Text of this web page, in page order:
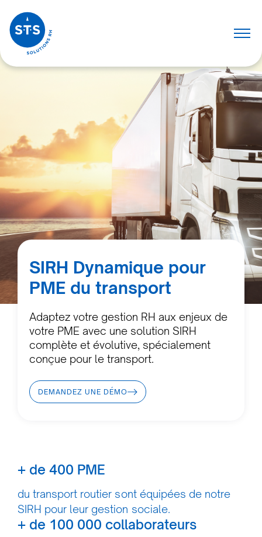
SIRH Dynamique pour
PME du transport
Adaptez votre gestion RH aux enjeux de
votre PME avec une solution SIRH
complète et évolutive, spécialement
conçue pour le transport.
DEMANDEZ UNE DÉMO
+ de 400 PME
du transport routier sont équipées de notre
SIRH pour leur gestion sociale.
+ de 100 000 collaborateurs